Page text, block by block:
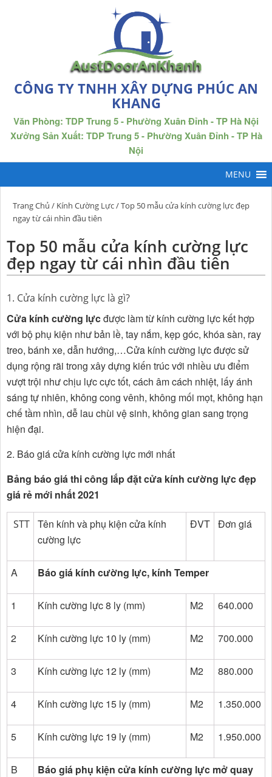
CÔNG TY TNHH XÂY DỰNG PHÚC AN
KHANG
Văn Phòng: TDP Trung 5 - Phường Xuân Đỉnh - TP Hà Nội
Xưởng Sản Xuất: TDP Trung 5 - Phường Xuân Đỉnh - TP Hà
Nội
Trang Chủ / Kính Cường Lực/ Top 50 mẫu cửa kính cường lực đẹp
ngay từ cái nhìn đầu tiên
Top 50 mẫu cửa kính cường lực
đẹp ngay từ cái nhìn đầu tiên
1. Cửa kính cường lực là gì?
Cửa kính cường lựcđược làm từ kính cường lực kết hợp
với bộ phụ kiện như bản lề, tay nắm, kẹp góc, khóa sàn, ray
treo, bánh xe, dẫn hướng,…Cửa kính cường lực được sử
dụng rộng rãi trong xây dựng kiến trúc với nhiều ưu điểm
vượt trội như chịu lực cực tốt, cách âm cách nhiệt, lấy ánh
sáng tự nhiên, không cong vênh, không mối mọt, không hạn
chế tầm nhìn, dễ lau chùi vệ sinh, không gian sang trọng
hiện đại.
2. Báo giá cửa kính cường lực mới nhất
Bảng báo giá thi công lắp đặt cửa kính cường lực đẹp
giá rẻ mới nhất 2021
STT Tên kính và phụ kiện cửa kính
cường lực
ĐVT Đơn giá
A Báo giá kính cường lực, kính Temper
1 Kính cường lực 8 ly (mm) M2 640.000
2 Kính cường lực 10 ly (mm) M2 700.000
3 Kính cường lực 12 ly (mm) M2 880.000
4 Kính cường lực 15 ly (mm) M2 1.350.000
5 Kính cường lực 19 ly (mm) M2 1.950.000
B Báo giá phụ kiện cửa kính cường lực mở quay